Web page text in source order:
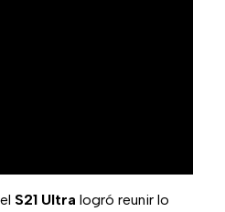
S21 Ultra logró reunir lo